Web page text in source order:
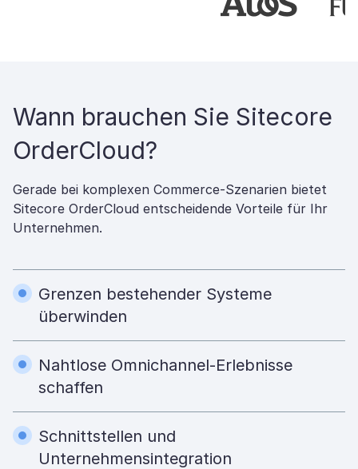
Wann brauchen Sie Sitecore
OrderCloud?
Gerade bei komplexen Commerce-Szenarien bietet
Sitecore OrderCloud entscheidende Vorteile für Ihr
Unternehmen.
Grenzen bestehender Systeme
überwinden
Nahtlose Omnichannel-Erlebnisse
schaffen
Schnittstellen und
Unternehmensintegration